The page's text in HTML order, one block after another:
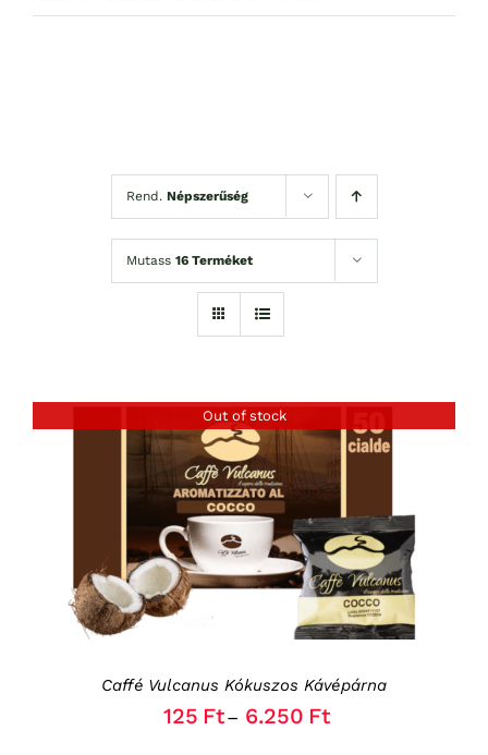
Rend. Népszerűség
Mutass 16 Terméket
Out of stock
RÉSZLETEK
Caffé Vulcanus Kókuszos Kávépárna
125 Ft– 6.250 Ft